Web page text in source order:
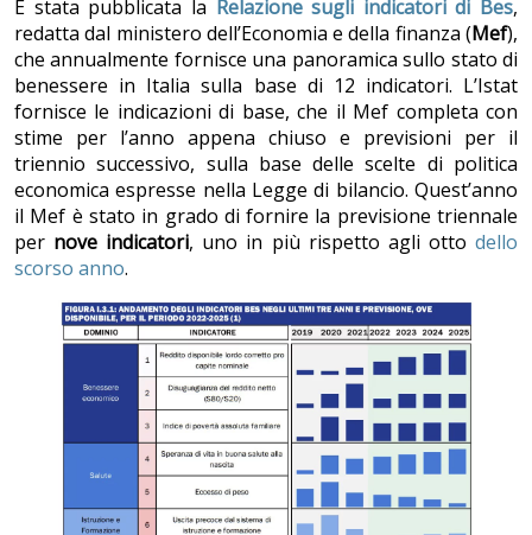
È stata pubblicata la Relazione sugli indicatori di Bes,
redatta dal ministero dell’Economia e della finanza (Mef),
che annualmente fornisce una panoramica sullo stato di
benessere in Italia sulla base di 12 indicatori. L’Istat
fornisce le indicazioni di base, che il Mef completa con
stime per l’anno appena chiuso e previsioni per il
triennio successivo, sulla base delle scelte di politica
economica espresse nella Legge di bilancio. Quest’anno
il Mef è stato in grado di fornire la previsione triennale
per nove indicatori, uno in più rispetto agli ottodello
scorso anno.